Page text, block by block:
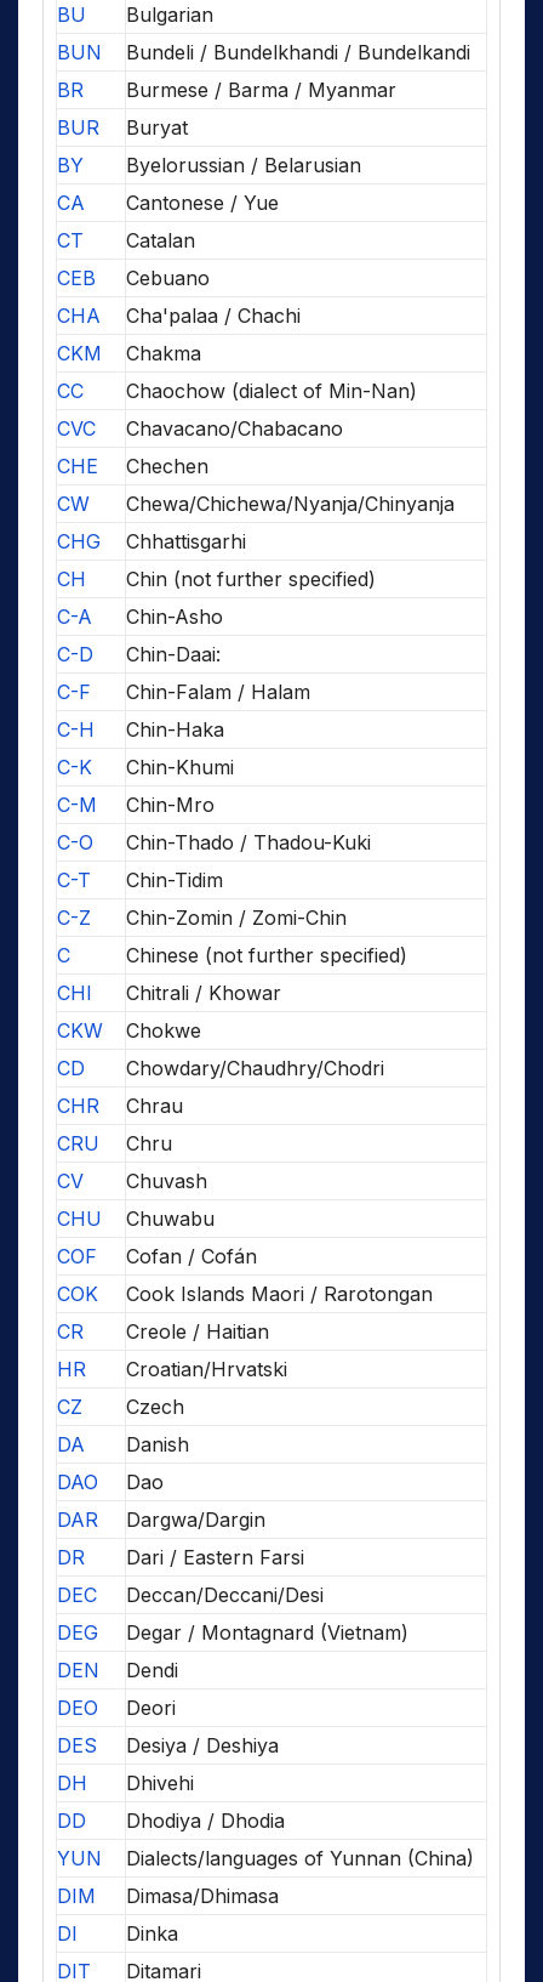
BU
Bulgarian
BUN
Bundeli / Bundelkhandi / Bundelkandi
BR
Burmese / Barma / Myanmar
BUR
Buryat
BY
Byelorussian / Belarusian
CA
Cantonese / Yue
CT
Catalan
CEB
Cebuano
CHA
Cha'palaa / Chachi
CKM
Chakma
CC
Chaochow (dialect of Min-Nan)
CVC
Chavacano/Chabacano
CHE
Chechen
CW
Chewa/Chichewa/Nyanja/Chinyanja
CHG
Chhattisgarhi
CH
Chin (not further specified)
C-A
Chin-Asho
C-D
Chin-Daai:
C-F
Chin-Falam / Halam
C-H
Chin-Haka
C-K
Chin-Khumi
C-M
Chin-Mro
C-O
Chin-Thado / Thadou-Kuki
C-T
Chin-Tidim
C-Z
Chin-Zomin / Zomi-Chin
C
Chinese (not further specified)
CHI
Chitrali / Khowar
CKW
Chokwe
CD
Chowdary/Chaudhry/Chodri
CHR
Chrau
CRU
Chru
CV
Chuvash
CHU
Chuwabu
COF
Cofan / Cofán
COK
Cook Islands Maori / Rarotongan
CR
Creole / Haitian
HR
Croatian/Hrvatski
CZ
Czech
DA
Danish
DAO
Dao
DAR
Dargwa/Dargin
DR
Dari / Eastern Farsi
DEC
Deccan/Deccani/Desi
DEG
Degar / Montagnard (Vietnam)
DEN
Dendi
DEO
Deori
DES
Desiya / Deshiya
DH
Dhivehi
DD
Dhodiya / Dhodia
YUN
Dialects/languages of Yunnan (China)
DIM
Dimasa/Dhimasa
DI
Dinka
DIT
Ditamari